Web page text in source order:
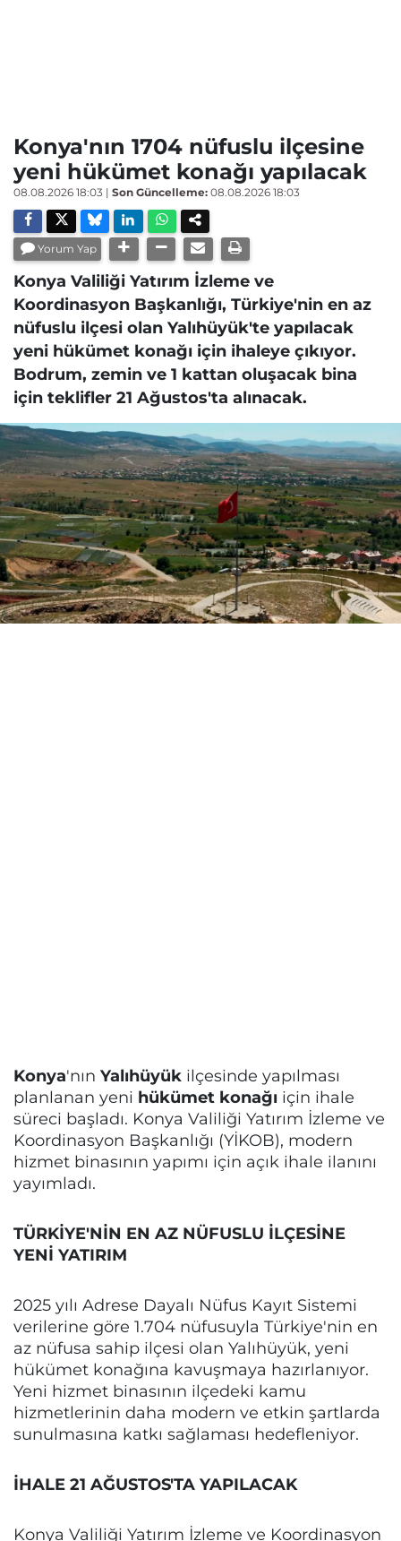
Konya'nın 1704 nüfuslu ilçesine
yeni hükümet konağı yapılacak
08.08.2026 18:03 | Son Güncelleme: 08.08.2026 18:03
Yorum Yap
Konya Valiliği Yatırım İzleme ve
Koordinasyon Başkanlığı, Türkiye'nin en az
nüfuslu ilçesi olan Yalıhüyük'te yapılacak
yeni hükümet konağı için ihaleye çıkıyor.
Bodrum, zemin ve 1 kattan oluşacak bina
için teklifler 21 Ağustos'ta alınacak.
Konya'nın Yalıhüyük ilçesinde yapılması
planlanan yeni hükümet konağı için ihale
süreci başladı. Konya Valiliği Yatırım İzleme ve
Koordinasyon Başkanlığı (YİKOB), modern
hizmet binasının yapımı için açık ihale ilanını
yayımladı.
TÜRKİYE'NİN EN AZ NÜFUSLU İLÇESİNE
YENİ YATIRIM
2025 yılı Adrese Dayalı Nüfus Kayıt Sistemi
verilerine göre 1.704 nüfusuyla Türkiye'nin en
az nüfusa sahip ilçesi olan Yalıhüyük, yeni
hükümet konağına kavuşmaya hazırlanıyor.
Yeni hizmet binasının ilçedeki kamu
hizmetlerinin daha modern ve etkin şartlarda
sunulmasına katkı sağlaması hedefleniyor.
İHALE 21 AĞUSTOS'TA YAPILACAK
Konya Valiliği Yatırım İzleme ve Koordinasyon